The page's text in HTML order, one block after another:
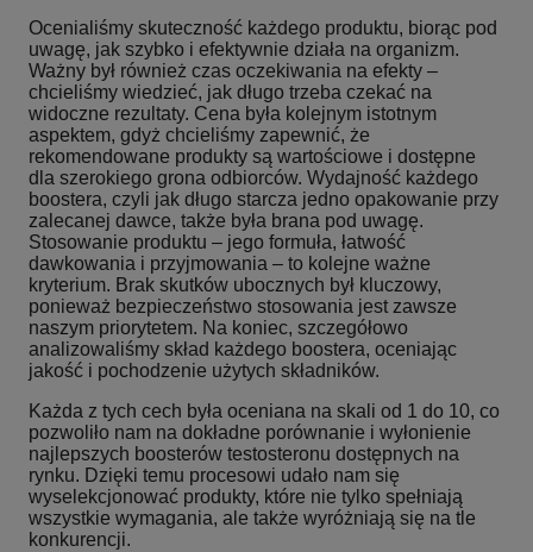
Ocenialiśmy skuteczność każdego produktu, biorąc pod
uwagę, jak szybko i efektywnie działa na organizm.
Ważny był również czas oczekiwania na efekty –
chcieliśmy wiedzieć, jak długo trzeba czekać na
widoczne rezultaty. Cena była kolejnym istotnym
aspektem, gdyż chcieliśmy zapewnić, że
rekomendowane produkty są wartościowe i dostępne
dla szerokiego grona odbiorców. Wydajność każdego
boostera, czyli jak długo starcza jedno opakowanie przy
zalecanej dawce, także była brana pod uwagę.
Stosowanie produktu – jego formuła, łatwość
dawkowania i przyjmowania – to kolejne ważne
kryterium. Brak skutków ubocznych był kluczowy,
ponieważ bezpieczeństwo stosowania jest zawsze
naszym priorytetem. Na koniec, szczegółowo
analizowaliśmy skład każdego boostera, oceniając
jakość i pochodzenie użytych składników.
Każda z tych cech była oceniana na skali od 1 do 10, co
pozwoliło nam na dokładne porównanie i wyłonienie
najlepszych boosterów testosteronu dostępnych na
rynku. Dzięki temu procesowi udało nam się
wyselekcjonować produkty, które nie tylko spełniają
wszystkie wymagania, ale także wyróżniają się na tle
konkurencji.